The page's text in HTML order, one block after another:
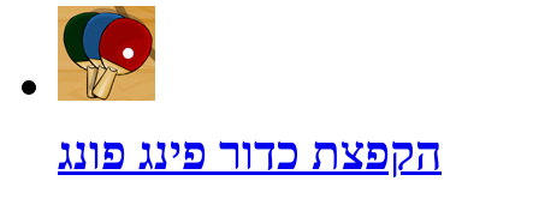
הקפצת כדור פינג פונג